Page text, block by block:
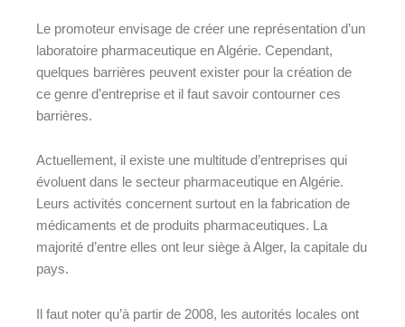
Le promoteur envisage de créer une représentation d’un
laboratoire pharmaceutique en Algérie. Cependant,
quelques barrières peuvent exister pour la création de
ce genre d’entreprise et il faut savoir contourner ces
barrières.
Actuellement, il existe une multitude d’entreprises qui
évoluent dans le secteur pharmaceutique en Algérie.
Leurs activités concernent surtout en la fabrication de
médicaments et de produits pharmaceutiques. La
majorité d’entre elles ont leur siège à Alger, la capitale du
pays.
Il faut noter qu’à partir de 2008, les autorités locales ont